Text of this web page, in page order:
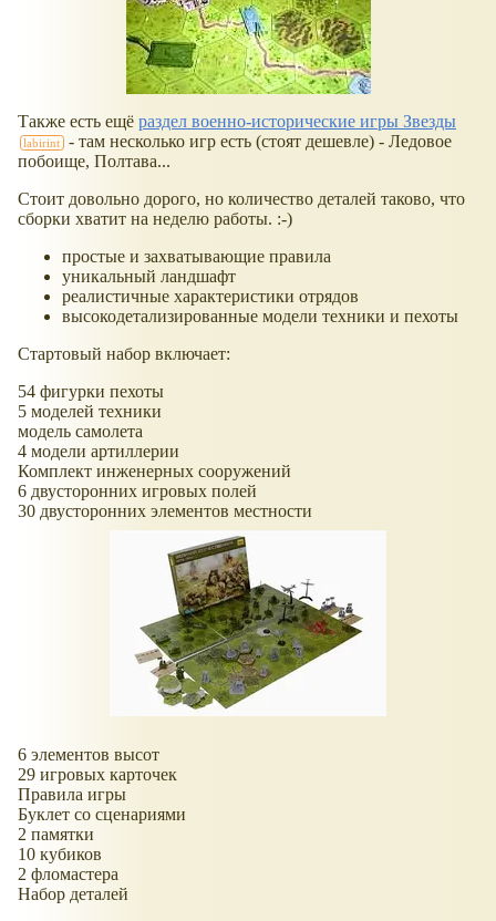
Также есть ещё раздел военно-исторические игры Звезды
- там несколько игр есть (стоят дешевле) - Ледовое
побоище, Полтава...
Стоит довольно дорого, но количество деталей таково, что
сборки хватит на неделю работы. :-)
простые и захватывающие правила
уникальный ландшафт
реалистичные характеристики отрядов
высокодетализированные модели техники и пехоты
Стартовый набор включает:
54 фигурки пехоты
5 моделей техники
модель самолета
4 модели артиллерии
Комплект инженерных сооружений
6 двусторонних игровых полей
30 двусторонних элементов местности
6 элементов высот
29 игровых карточек
Правила игры
Буклет со сценариями
2 памятки
10 кубиков
2 фломастера
Набор деталей